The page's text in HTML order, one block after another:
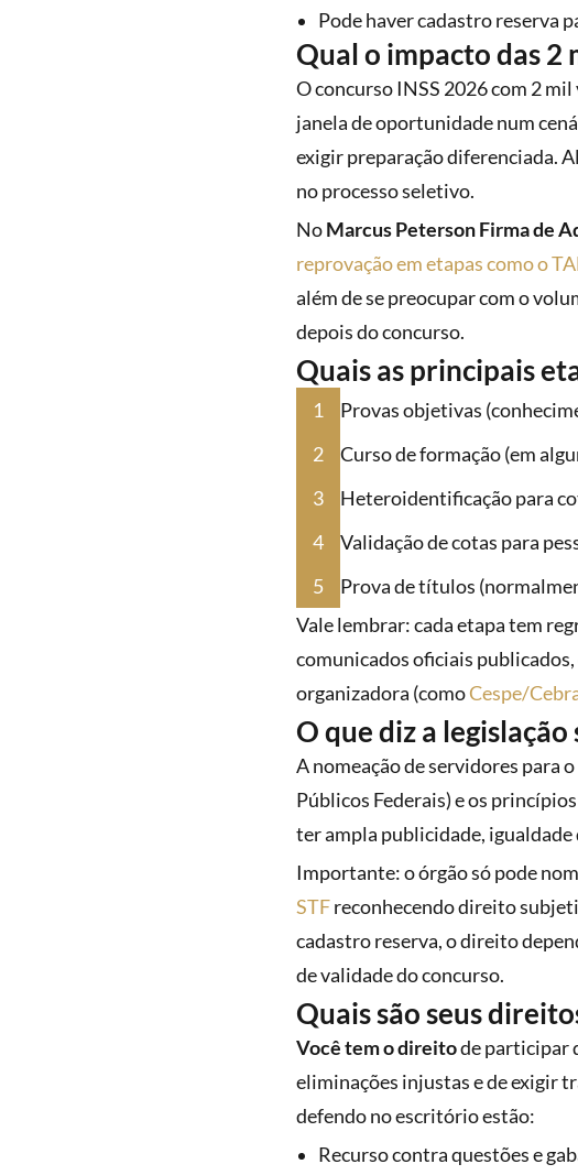
Pode haver cadastro reserva
Qual o impacto das 2
O concurso INSS 2026 com 2
janela de oportunidade num
exigir preparação diferenciada.
no processo seletivo.
NoMarcus Peterson Firma de
reprovação em etapas como o
além de se preocupar com o
depois do concurso.
Quais as principais
Provas objetivas
Curso de formação (em
Heteroidentificação para
Validação de cotas para
Prova de títulos
Vale lembrar: cada etapa tem
comunicados oficiais
organizadora (comoCespe/
O que diz a legislação
A nomeação de servidores para
Públicos Federais) e os
ter ampla publicidade, igualdade
Importante: o órgão só pode
STFreconhecendo direito
cadastro reserva, o direito
de validade do concurso.
Quais são seus
Você tem o direitode participar
eliminações injustas e de exigir
defendo no escritório estão:
Recurso contra questões e